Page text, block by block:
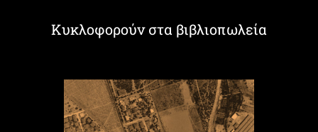
Κυκλοφορούν στα βιβλιοπωλεία